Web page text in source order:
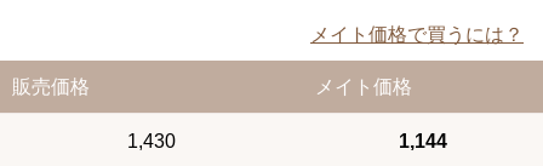
メイト価格で買うには？
販売価格 メイト価格
1,430 1,144